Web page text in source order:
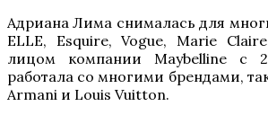
Адриана Лима снималась для
ELLE, Esquire, Vogue, Marie
лицом компании Maybelline с
работала со многими брендами,
Armani и Louis Vuitton.